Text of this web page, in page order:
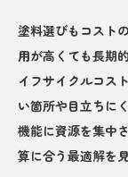
塗料選びもコスト
用が高くても長期
イフサイクルコス
い箇所や目立ちに
機能に資源を集中
算に合う最適解を